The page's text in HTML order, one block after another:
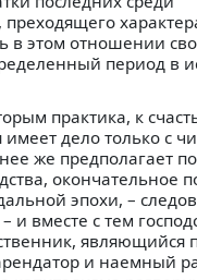
в этом отношении
период в
практика, к
имеет дело только с
же предполагает
окончательное
эпохи, –
вместе с тем
являющийся
и наемный